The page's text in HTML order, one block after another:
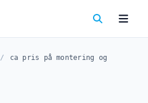
/
ca pris på montering og